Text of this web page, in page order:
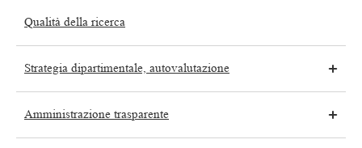
Qualità della ricerca
Strategia dipartimentale, autovalutazione
Amministrazione trasparente